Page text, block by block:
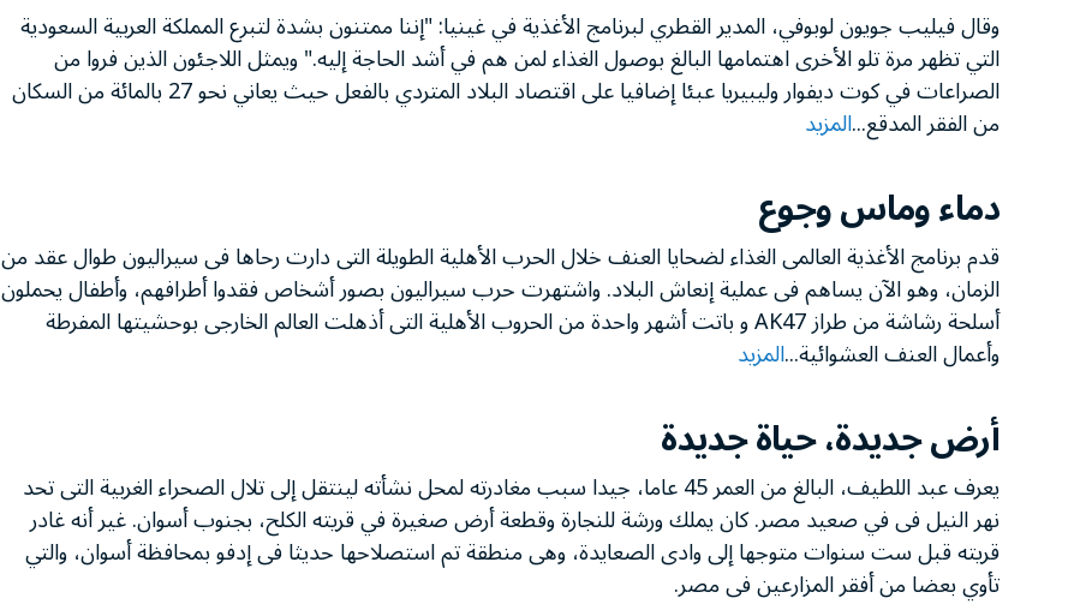
وقال فيليب جويون لوبوفي، المدير القطري لبرنامج الأغذية في غينيا: "إننا ممتنون بشدة لتبرع المملكة العربية السعودية
التي تظهر مرة تلو الأخرى اهتمامها البالغ بوصول الغذاء لمن هم في أشد الحاجة إليه." ويمثل اللاجئون الذين فروا من
الصراعات في كوت ديفوار وليبيريا عبئا إضافيا على اقتصاد البلاد المتردي بالفعل حيث يعاني نحو 27 بالمائة من السكان
من الفقر المدقع...المزيد
دماء وماس وجوع
قدم برنامج الأغذية العالمى الغذاء لضحايا العنف خلال الحرب الأهلية الطويلة التى دارت رحاها فى سيراليون طوال عقد من
الزمان، وهو الآن يساهم فى عملية إنعاش البلاد. واشتهرت حرب سيراليون بصور أشخاص فقدوا أطرافهم، وأطفال يحملون
أسلحة رشاشة من طراز AK47 و باتت أشهر واحدة من الحروب الأهلية التى أذهلت العالم الخارجى بوحشيتها المفرطة
وأعمال العنف العشوائية...المزيد
أرض جديدة، حياة جديدة
يعرف عبد اللطيف، البالغ من العمر 45 عاما، جيدا سبب مغادرته لمحل نشأته لينتقل إلى تلال الصحراء الغربية التى تحد
نهر النيل فى في صعيد مصر. كان يملك ورشة للنجارة وقطعة أرض صغيرة في قريته الكلح، بجنوب أسوان. غير أنه غادر
قريته قبل ست سنوات متوجها إلى وادى الصعايدة، وهى منطقة تم استصلاحها حديثا فى إدفو بمحافظة أسوان، والتي
تأوي بعضا من أفقر المزارعين فى مصر.